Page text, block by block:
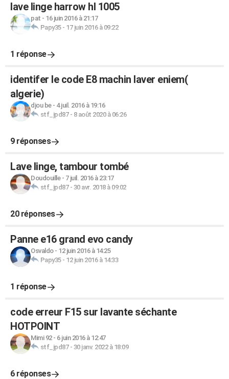
lave linge harrow hl 1005
pat - 16 juin 2016 à 21:17
Papy35- 17 juin 2016 à 09:22
1 réponse
identifer le code E8 machin laver eniem(
algerie)
djou be- 4 juil. 2016 à 19:16
stf_jpd87- 8 août 2020 à 06:26
9 réponses
Lave linge, tambour tombé
Doudouille- 7 juil. 2016 à 23:17
stf_jpd87- 30 avr. 2018 à 09:02
20 réponses
Panne e16 grand evo candy
Osvaldo- 12 juin 2016 à 14:25
Papy35- 12 juin 2016 à 14:33
1 réponse
code erreur F15 sur lavante séchante
HOTPOINT
Mimi 92- 6 juin 2016 à 12:47
stf_jpd87- 30 janv. 2022 à 18:09
6 réponses